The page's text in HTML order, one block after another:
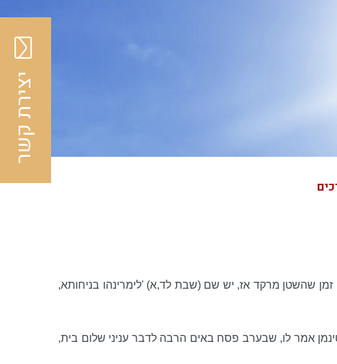
שהשטן מרקד אז, יש שם (שבת לד,א) 'לימרינהו בניחותא,
אמר לו, שבערב פסח באים הרבה לדבר עניני שלום בית,
יצירת קשר